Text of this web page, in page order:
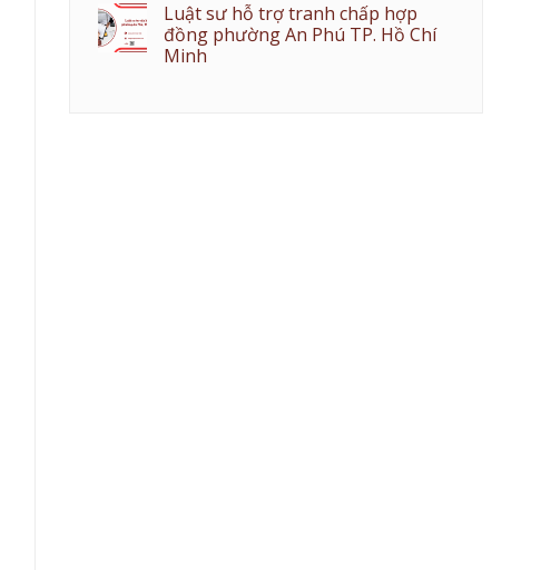
Luật sư hỗ trợ tranh chấp hợp
đồng phường An Phú TP. Hồ Chí
Minh